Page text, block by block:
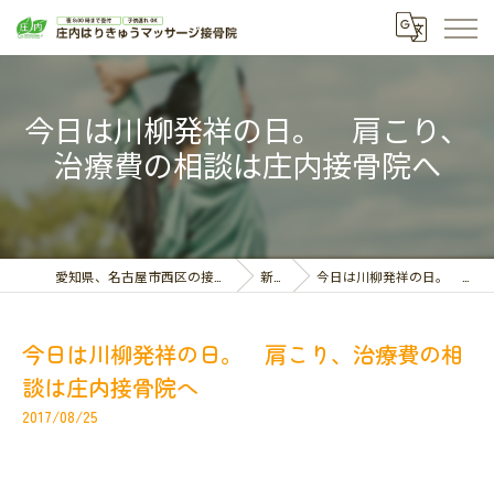
今日は川柳発祥の日。 肩こり、
治療費の相談は庄内接骨院へ
新着情報 今日は川柳発祥の日。 肩こり、治療費の相談は庄内接骨院へ
今日は川柳発祥の日。 肩こり、治療費の相
談は庄内接骨院へ
2017/08/25